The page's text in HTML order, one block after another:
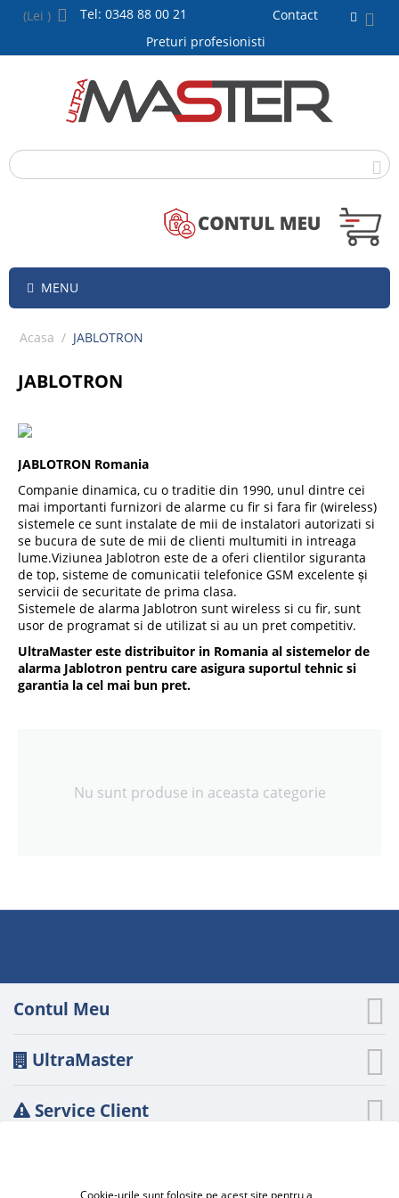
(Lei ) Tel: 0348 88 00 21
Contact
Preturi profesionisti
MENU
Acasa / JABLOTRON
JABLOTRON
JABLOTRON Romania
Companie dinamica, cu o traditie din 1990, unul dintre cei
mai importanti furnizori de alarme cu fir si fara fir (wireless)
sistemele ce sunt instalate de mii de instalatori autorizati si
se bucura de sute de mii de clienti multumiti in intreaga
lume.Viziunea Jablotron este de a oferi clientilor siguranta
de top, sisteme de comunicatii telefonice GSM excelente și
servicii de securitate de prima clasa.
Sistemele de alarma Jablotron sunt wireless si cu fir, sunt
usor de programat si de utilizat si au un pret competitiv.
UltraMaster este distribuitor in Romania al sistemelor de
alarma Jablotron pentru care asigura suportul tehnic si
garantia la cel mai bun pret.
Nu sunt produse in aceasta categorie
Contul Meu
UltraMaster
Service Client
Cookie-urile sunt folosite pe acest site pentru a